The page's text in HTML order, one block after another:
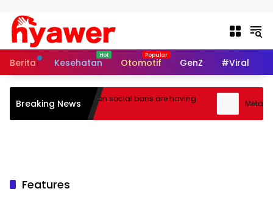
Berita Kesehatan Otomotif GenZ #Viral
Breaking News
Australia’s teen social bans are having
little effect
Meta
Features